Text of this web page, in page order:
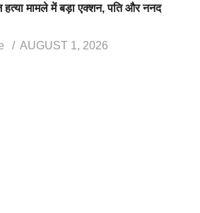
हत्या मामले में बड़ा एक्शन, पति और ननद
AUGUST 1, 2026